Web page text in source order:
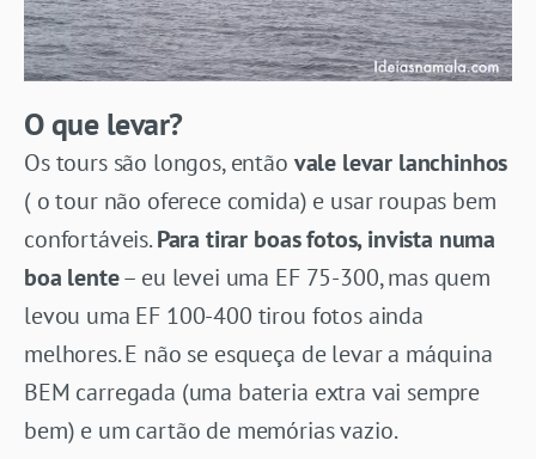
O que levar?
Os tours são longos, então vale levar lanchinhos
( o tour não oferece comida) e usar roupas bem
confortáveis.Para tirar boas fotos, invista numa
boa lente– eu levei uma EF 75-300, mas quem
levou uma EF 100-400 tirou fotos ainda
melhores. E não se esqueça de levar a máquina
BEM carregada (uma bateria extra vai sempre
bem) e um cartão de memórias vazio.